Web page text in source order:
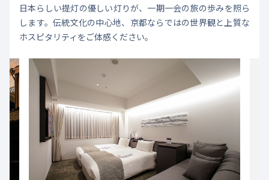
日本らしい提灯の優しい灯りが、一期一会の旅の歩みを照ら
します。伝統文化の中心地、京都ならではの世界観と上質な
ホスピタリティをご体感ください。